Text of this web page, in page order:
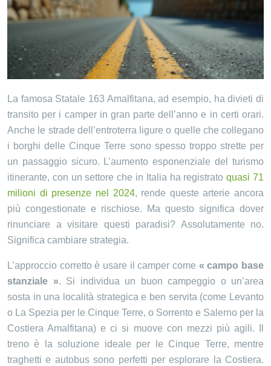
La famosa Statale 163 Amalfitana, ad esempio, ha divieti di
transito per i camper in gran parte dell’anno e in certi orari.
Anche le strade dell’entroterra ligure o quelle che collegano
i borghi delle Cinque Terre sono spesso troppo strette per
un passaggio sicuro. L’aumento esponenziale del turismo
itinerante, con un settore che in Italia ha registratoquasi 71
milioni di presenze nel 2024, rende queste arterie ancora
più congestionate e rischiose. Ma questo significa dover
rinunciare a visitare questi paradisi? Assolutamente no.
Significa cambiare strategia.
L’approccio corretto è usare il camper come « campo base
stanziale ». Si individua un buon campeggio o un’area
sosta in una località strategica e ben servita (come Levanto
o La Spezia per le Cinque Terre, o Sorrento e Salerno per la
Costiera Amalfitana) e ci si muove con mezzi più agili. Il
treno è la soluzione ideale per le Cinque Terre, mentre
traghetti e autobus sono perfetti per esplorare la Costiera.